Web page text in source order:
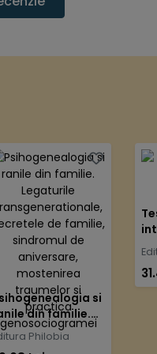
si
din familie.
Philobia